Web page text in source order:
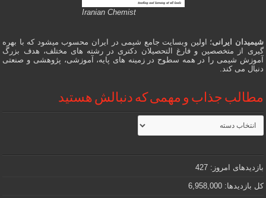
Iranian Chemist
شیمیدان ایرانی؛ اولین وبسایت جامع شیمی در ایران محسوب میشود که با بهره
گیری از متخصصین و فارغ التحصیلان دکتری در رشته های مختلف، هدف بزرگ
آموزش شیمی را در همه سطوح در زمینه های پایه، آموزشی، پژوهشی و صنعتی
دنبال می کند.
مطالب جذاب و مهمی که دنبالش هستید
مطالب
جذاب
و
که
دنبالش
هستید
بازدیدهای امروز:427
کل بازدیدها:6,958,000